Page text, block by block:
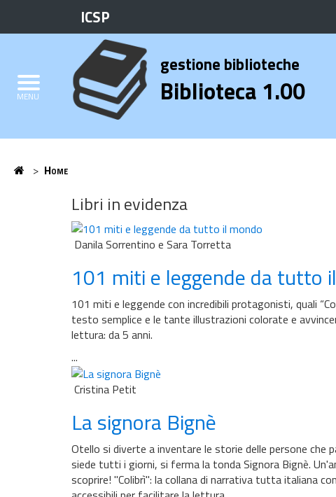
Credits
ICSP
Biblioteca
MENU
gestione biblioteche
Biblioteca 1.00
Home
> Home
Libri in evidenza
Danila Sorrentino e Sara Torretta
101 miti e leggende da tutto
101 miti e leggende con incredibili protagonisti, quali
testo semplice e le tante illustrazioni colorate e
lettura: da 5 anni.
...
Cristina Petit
La signora Bignè
Otello si diverte a inventare le storie delle persone che
siede tutti i giorni, si ferma la tonda Signora Bignè.
scoprire! ''Colibrì'': la collana di narrativa tutta italiana